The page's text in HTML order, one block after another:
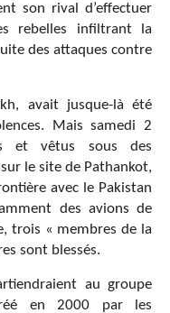
son rival d’effectuer
rebelles infiltrant la
des attaques contre
avait jusque-là été
Mais samedi 2
et vêtus sous des
le site de Pathankot,
avec le Pakistan
des avions de
trois « membres de la
sont blessés.
au groupe
en 2000 par les